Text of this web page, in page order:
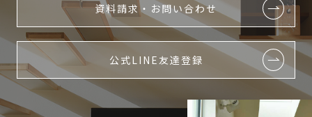
資料請求・お問い合わせ
公式LINE友達登録